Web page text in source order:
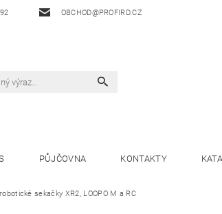
OBCHOD@PROFIRD.CZ
PŮJČOVNA KONTAKTY
sekačky XR2, LOOPO M a RC